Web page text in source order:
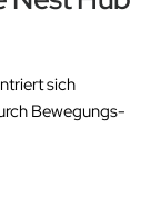
sich
Bewegungs-